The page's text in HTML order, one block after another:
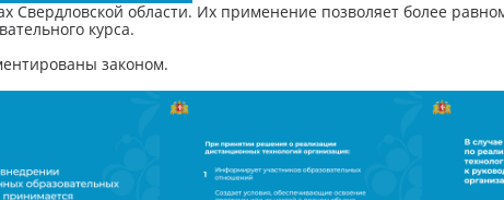
Свердловской области. Их применение позволяет более
курса.
законом.